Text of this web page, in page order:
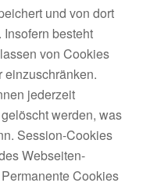
und von dort
besteht
von Cookies
einzuschränken.
jederzeit
werden, was
Session-Cookies
Webseiten-
Cookies